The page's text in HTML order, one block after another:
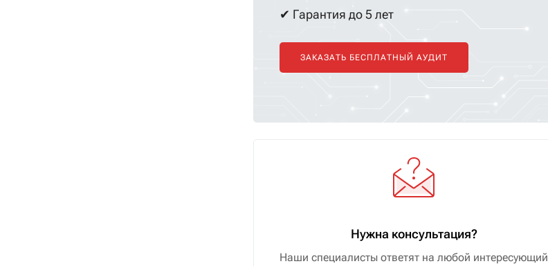
✔ Гарантия до 5 лет
ЗАКАЗАТЬ БЕСПЛАТНЫЙ АУДИТ
Нужна консультация?
Наши специалисты ответят на любой интересующий